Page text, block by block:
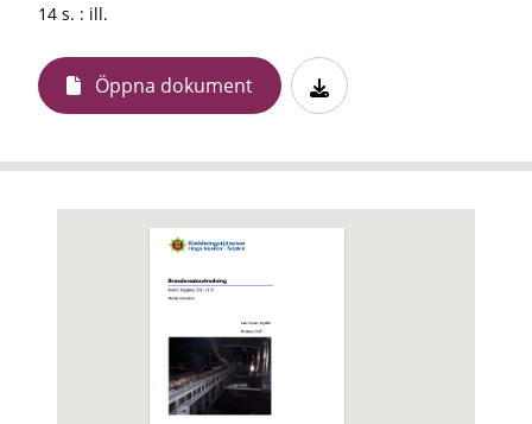
14 s. : ill.
Öppna dokument